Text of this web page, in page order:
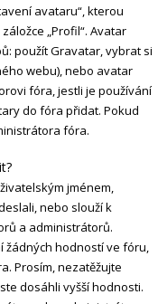
avataru“, kterou
„Profil“. Avatar
použít Gravatar, vybrat si
webu), nebo avatar
fóra, jestli je používání
do fóra přidat. Pokud
fóra.
jménem,
nebo slouží k
a administrátorů.
žádných hodností ve fóru,
Prosím, nezatěžujte
dosáhli vyšší hodnosti.